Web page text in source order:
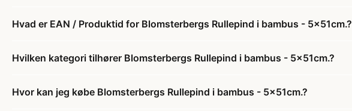
Hvad er EAN / Produktid for Blomsterbergs Rullepind i bambus - 5x51cm.?
Hvilken kategori tilhører Blomsterbergs Rullepind i bambus - 5x51cm.?
Hvor kan jeg købe Blomsterbergs Rullepind i bambus - 5x51cm.?